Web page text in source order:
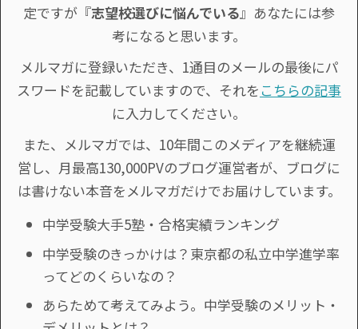
定ですが『志望校選びに悩んでいる』あなたには参
考になると思います。
メルマガに登録いただき、1通目のメールの最後にパ
スワードを記載していますので、それを こちらの記事
に入力してください。
また、メルマガでは、10年間このメディアを継続運
営し、月最高130,000PVのブログ運営者が、ブログに
は書けない本音をメルマガだけでお届けしています。
中学受験大手5塾・合格実績ランキング
中学受験のきっかけは？東京都の私立中学進学率
ってどのくらいなの？
あらためて考えてみよう。中学受験のメリット・